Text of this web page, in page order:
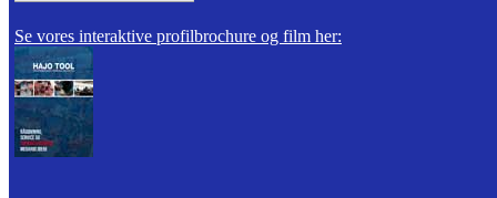
Se vores interaktive profilbrochure og film her: